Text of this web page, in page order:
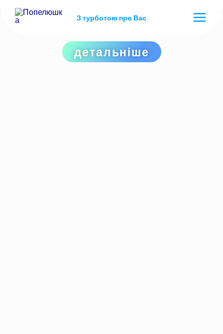
З турботою про Вас
ПРАННЯ РЕЧЕЙ
детальніше